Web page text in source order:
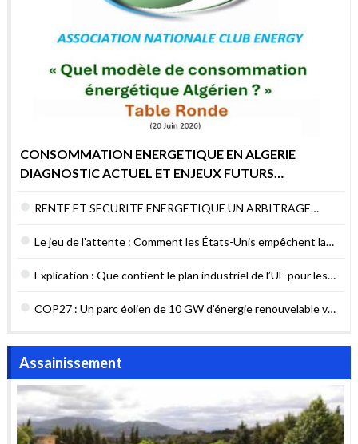
CONSOMMATION ENERGETIQUE EN ALGERIE
DIAGNOSTIC ACTUEL ET ENJEUX FUTURS
RENTE ET SECURITE ENERGETIQUE UN ARBITRAGE
Le jeu de l’attente : Comment les États-Unis empêchent la
Explication : Que contient le plan industriel de l’UE pour les
COP27 : Un parc éolien de 10 GW d’énergie renouvelable va
Assainissement